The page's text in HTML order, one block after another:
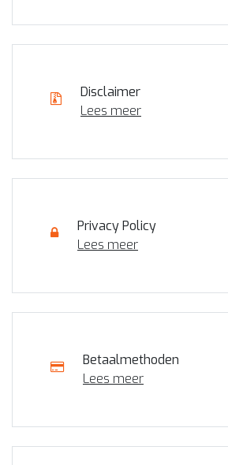
Disclaimer
Lees meer
Privacy Policy
Lees meer
Betaalmethoden
Lees meer